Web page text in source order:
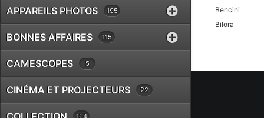
APPAREILS PHOTOS 195
BONNES AFFAIRES 115
CAMESCOPES 5
CINÉMA ET PROJECTEURS 22
164
Bencini
Bilora